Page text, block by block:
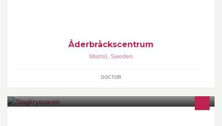
Åderbråckscentrum
Malmö, Sweden
DOCTOR